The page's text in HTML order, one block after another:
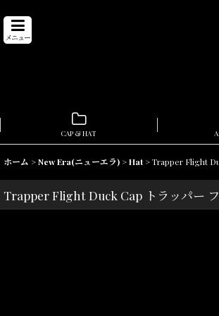
メニュー
CAP & HAT
ホーム >New Era(ニューエラ) >Hat >Trapper Flight
Trapper Flight Duck Cap トラッパー